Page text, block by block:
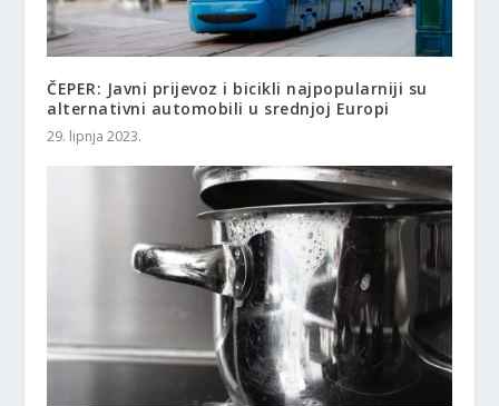
ČEPER: Javni prijevoz i bicikli najpopularniji su
alternativni automobili u srednjoj Europi
29. lipnja 2023.